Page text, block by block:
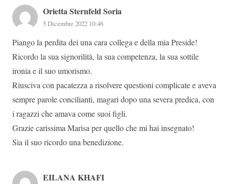
Orietta Sternfeld Soria
5 Dicembre 2022 10:46
Piango la perdita dei una cara collega e della mia Preside!
Ricordo la sua signorilità, la sua competenza, la sua sottile
ironia e il suo umorismo.
Riusciva con pacatezza a risolvere questioni complicate e aveva
sempre parole concilianti, magari dopo una severa predica, con
i ragazzi che amava come suoi figli.
Grazie carissima Marisa per quello che mi hai insegnato!
Sia il suo ricordo una benedizione.
EILANA KHAFI